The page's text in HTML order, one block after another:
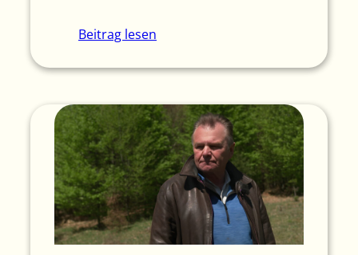
Beitrag lesen